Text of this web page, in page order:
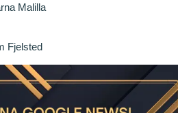
Malilla
Fjelsted